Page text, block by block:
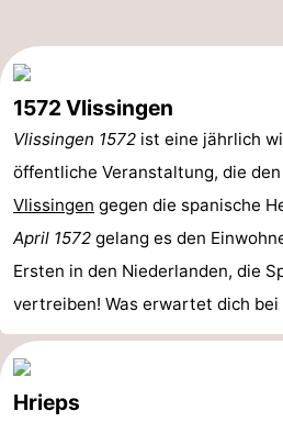
1572 Vlissingen
Vlissingen 1572 ist eine jährlich
öffentliche Veranstaltung, die
Vlissingen gegen die spanische
April 1572 gelang es den
Ersten in den Niederlanden, die
vertreiben! Was erwartet dich bei
Hrieps